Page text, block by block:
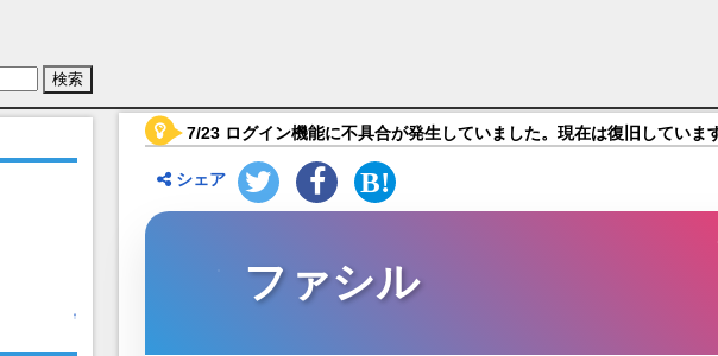
大)【社長、バトルの時間です！】キャラ紹介
↑
7/23 ログイン機能に不具合が発生していました。現在は復旧していま
シェア
ファシル